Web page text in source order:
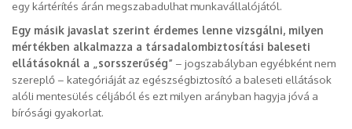
egy kártérítés árán megszabadulhat munkavállalójától.
Egy másik javaslat szerint érdemes lenne vizsgálni, milyen
mértékben alkalmazza a társadalombiztosítási baleseti
ellátásoknál a „sorsszerűség” – jogszabályban egyébként nem
szereplő – kategóriáját az egészségbiztosító a baleseti ellátások
alóli mentesülés céljából és ezt milyen arányban hagyja jóvá a
bírósági gyakorlat.